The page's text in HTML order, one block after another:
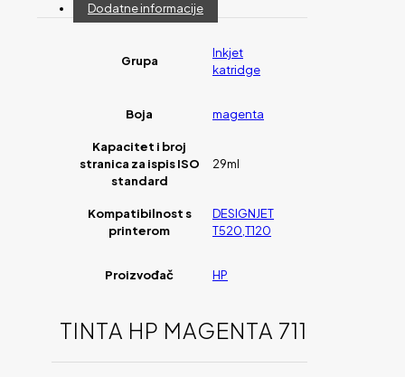
Dodatne informacije
Grupa
Inkjet
katridge
Boja magenta
Kapacitet i broj
stranica za ispis ISO
standard
29ml
Kompatibilnost s
printerom
DESIGNJET
T520,T120
Proizvođač HP
TINTA HP MAGENTA 711